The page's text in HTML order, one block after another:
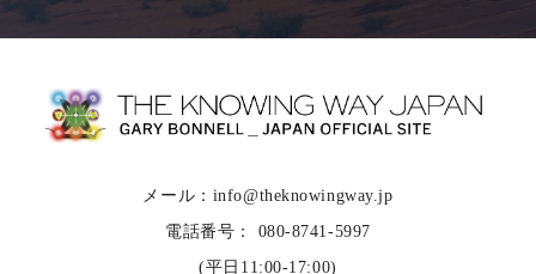
メール：info@theknowingway.jp
電話番号： 080-8741-5997
(平日11:00-17:00)